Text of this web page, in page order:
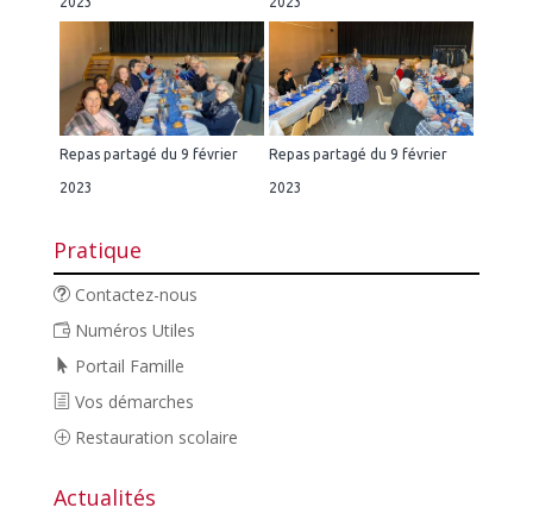
Repas partagé du 9 février
2023
Repas partagé du 9 février
2023
Pratique
Contactez-nous
Numéros Utiles
Portail Famille
Vos démarches
Restauration scolaire
Actualités